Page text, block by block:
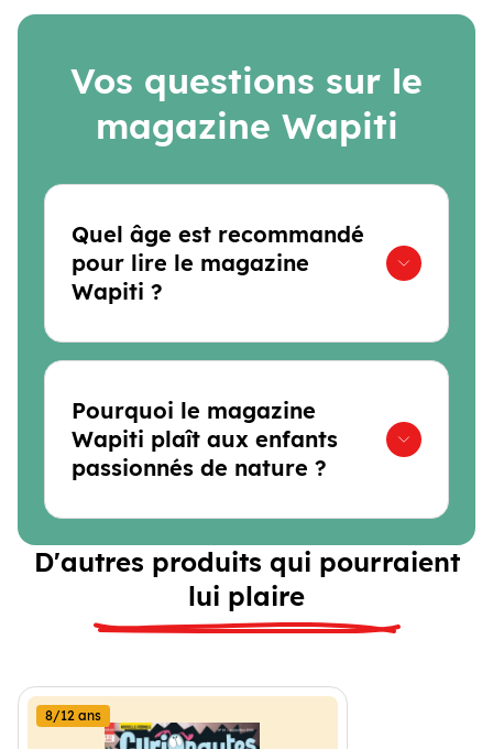
Vos questions sur le
magazine Wapiti
Quel âge est recommandé
pour lire le magazine
Wapiti ?
Pourquoi le magazine
Wapiti plaît aux enfants
passionnés de nature ?
D'autres produits qui pourraient
lui plaire
8/12 ans